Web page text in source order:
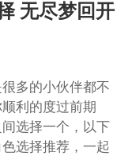
无尽梦回开
多的小伙伴都不
利的度过前期
选择一个，以下
选择推荐，一起